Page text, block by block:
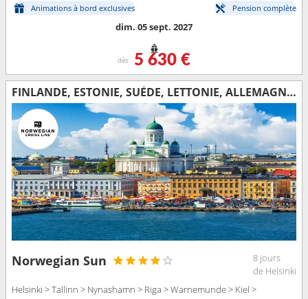
Animations à bord exclusives Pension complète
dim. 05 sept. 2027
dès 5 630 €
FINLANDE, ESTONIE, SUÈDE, LETTONIE, ALLEMAGNE, DANEMARK
Norwegian Sun
8 jours
de Helsinki
Helsinki > Tallinn > Nynashamn > Riga > Warnemunde > Kiel >